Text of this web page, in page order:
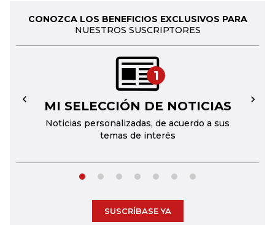
CONOZCA LOS BENEFICIOS EXCLUSIVOS PARA
NUESTROS SUSCRIPTORES
1
MI SELECCIÓN DE NOTICIAS
Noticias personalizadas, de acuerdo a sus
temas de interés
← →
SUSCRÍBASE YA